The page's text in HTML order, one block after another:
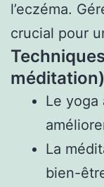
l’eczéma.
crucial pour
méditation)
Le yoga
La
bien-